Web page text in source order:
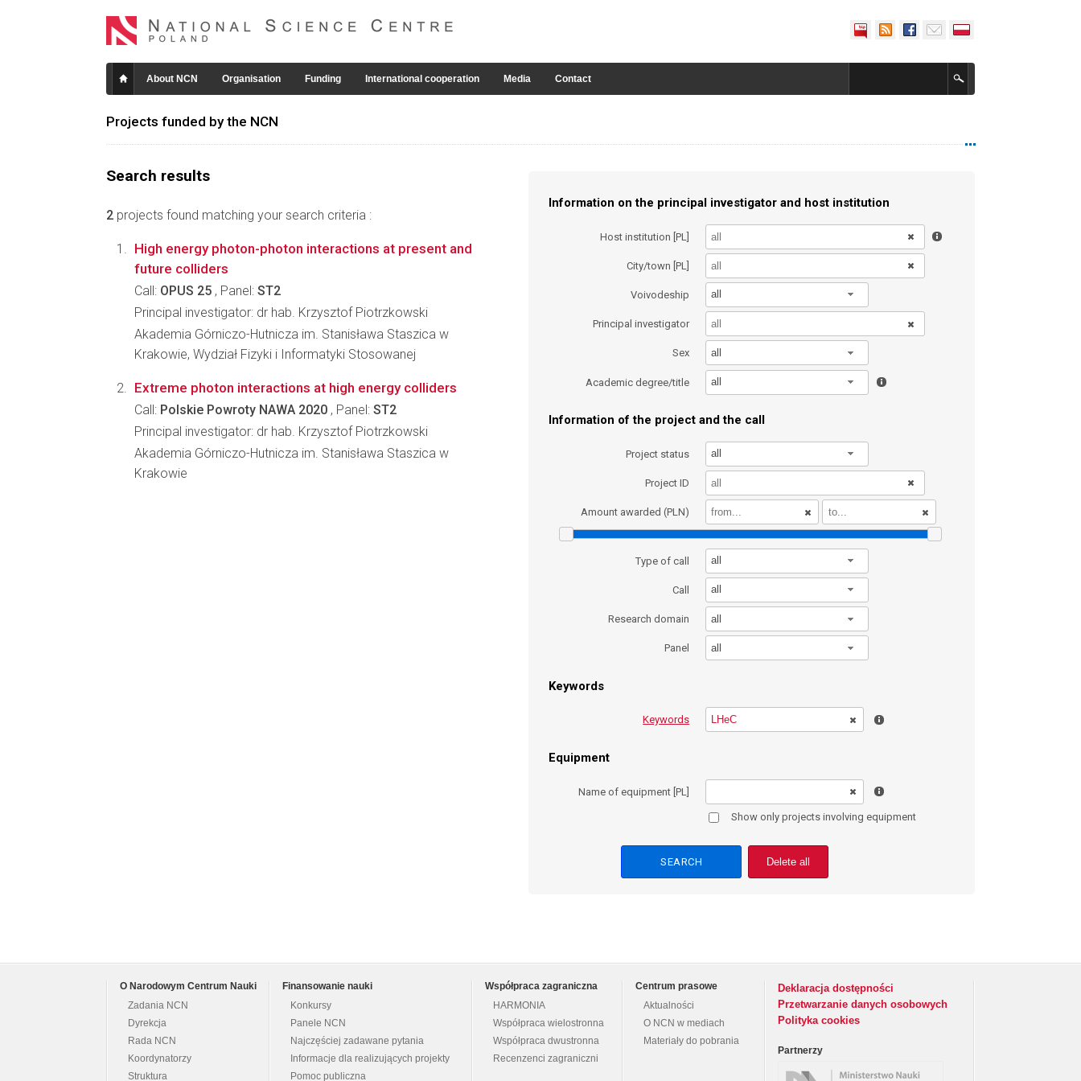
About NCN Organisation Funding International cooperation Media Contact
Projects funded by the NCN
Search results
2 projects found matching your search criteria :
Information on the principal investigator and host institution
Host institution [PL]
City/town [PL]
Voivodeship all
Principal investigator
Sex all
Academic degree/title all
Information of the project and the call
Project status all
Project ID
Amount awarded (PLN)
Type of call all
Call all
Research domain all
Panel all
Keywords
Keywords
Equipment
Name of equipment [PL]
Show only projects involving equipment
Delete all
High energy photon-photon interactions at present and
future colliders
Call: OPUS 25 , Panel: ST2
Principal investigator: dr hab. Krzysztof Piotrzkowski
Akademia Górniczo-Hutnicza im. Stanisława Staszica w
Krakowie, Wydział Fizyki i Informatyki Stosowanej
Extreme photon interactions at high energy colliders
Call: Polskie Powroty NAWA 2020 , Panel: ST2
Principal investigator: dr hab. Krzysztof Piotrzkowski
Akademia Górniczo-Hutnicza im. Stanisława Staszica w
Krakowie
O Narodowym Centrum Nauki
Zadania NCN
Dyrekcja
Rada NCN
Koordynatorzy
Struktura
Finansowanie nauki
Konkursy
Panele NCN
Najczęściej zadawane pytania
Informacje dla realizujących projekty
Pomoc publiczna
Współpraca zagraniczna
HARMONIA
Współpraca wielostronna
Współpraca dwustronna
Recenzenci zagraniczni
Centrum prasowe
Aktualności
O NCN w mediach
Materiały do pobrania
Deklaracja dostępności
Przetwarzanie danych osobowych
Polityka cookies
Partnerzy